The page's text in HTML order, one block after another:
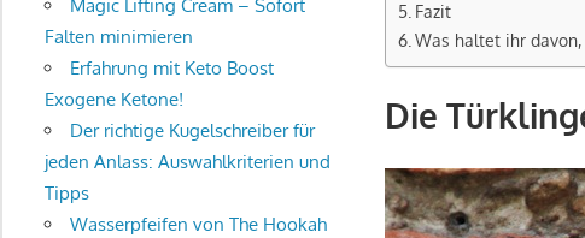
Fazit
Was haltet ihr
Die
Magic Lifting Cream – Sofort
Falten minimieren
Erfahrung mit Keto Boost
Exogene Ketone!
Der richtige Kugelschreiber für
jeden Anlass: Auswahlkriterien und
Tipps
Wasserpfeifen von The Hookah